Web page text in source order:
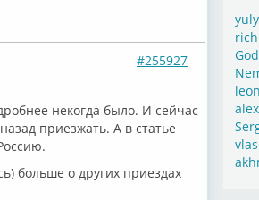
#255927
некогда было. И сейчас
приезжать. А в статье
больше о других приездах